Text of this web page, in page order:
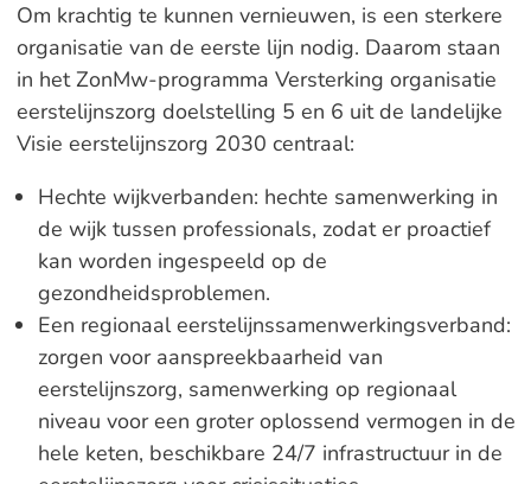
Om krachtig te kunnen vernieuwen, is een sterkere
organisatie van de eerste lijn nodig. Daarom staan
in het ZonMw-programma Versterking organisatie
eerstelijnszorg doelstelling 5 en 6 uit de landelijke
Visie eerstelijnszorg 2030 centraal:
Hechte wijkverbanden: hechte samenwerking in
de wijk tussen professionals, zodat er proactief
kan worden ingespeeld op de
gezondheidsproblemen.
Een regionaal eerstelijnssamenwerkingsverband:
zorgen voor aanspreekbaarheid van
eerstelijnszorg, samenwerking op regionaal
niveau voor een groter oplossend vermogen in de
hele keten, beschikbare 24/7 infrastructuur in de